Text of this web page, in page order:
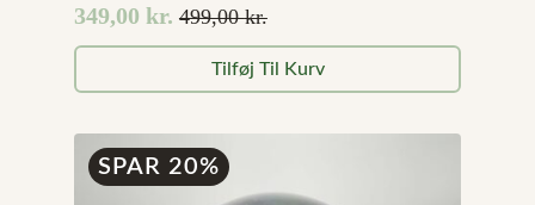
499,00kr.
Den
oprindelige
pris
499,00 kr..
349,00 kr.
Den
aktuelle
pris
349,00 kr..
Tilføj Til Kurv
SPAR 20%